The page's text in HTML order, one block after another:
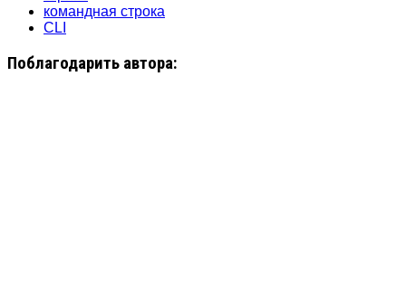
командная строка
CLI
Поблагодарить автора: